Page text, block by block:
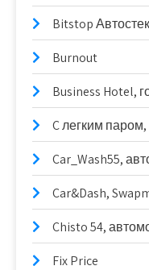
Bitstop
Burnout
Business Hotel,
C легким
Car_Wash55,
Car&Dash,
Chisto 54,
Fix Price